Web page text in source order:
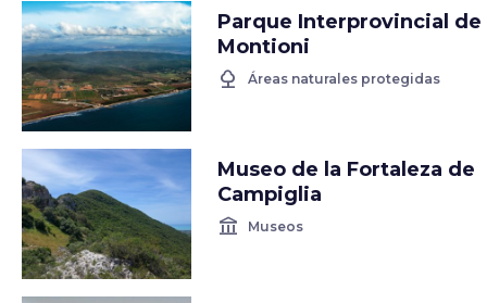
Parque Interprovincial de
Montioni
nature Áreas naturales protegidas
Museo de la Fortaleza de
Campiglia
account_balance Museos